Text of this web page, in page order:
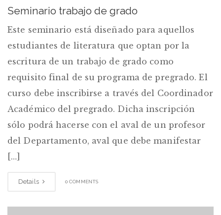
Seminario trabajo de grado
Este seminario está diseñado para aquellos
estudiantes de literatura que optan por la
escritura de un trabajo de grado como
requisito final de su programa de pregrado. El
curso debe inscribirse a través del Coordinador
Académico del pregrado. Dicha inscripción
sólo podrá hacerse con el aval de un profesor
del Departamento, aval que debe manifestar
[…]
Details 0 COMMENTS